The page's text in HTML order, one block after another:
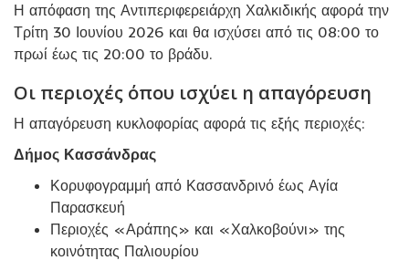
Η απόφαση της Αντιπεριφερειάρχη Χαλκιδικής αφορά την
Τρίτη 30 Ιουνίου 2026 και θα ισχύσει από τις 08:00 το
πρωί έως τις 20:00 το βράδυ.
Οι περιοχές όπου ισχύει η απαγόρευση
Η απαγόρευση κυκλοφορίας αφορά τις εξής περιοχές:
Δήμος Κασσάνδρας
Κορυφογραμμή από Κασσανδρινό έως Αγία
Παρασκευή
Περιοχές «Αράπης» και «Χαλκοβούνι» της
κοινότητας Παλιουρίου